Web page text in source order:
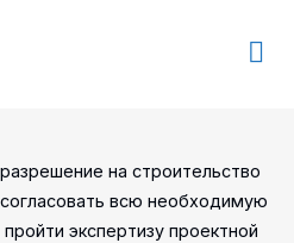
на строительство
всю необходимую
экспертизу проектной